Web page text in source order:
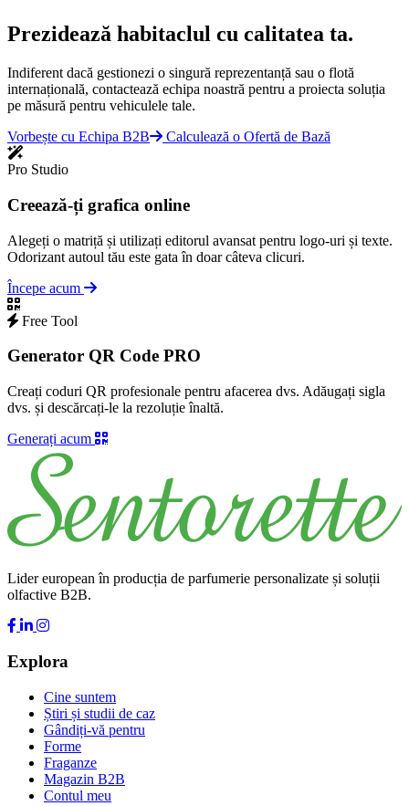
Prezidează habitaclul cu calitatea ta.
Indiferent dacă gestionezi o singură reprezentanță sau o flotă
internațională, contactează echipa noastră pentru a proiecta soluția
pe măsură pentru vehiculele tale.
Vorbește cu Echipa B2B
Calculează o Ofertă de Bază
Pro Studio
Creează-ți grafica online
Alegeți o matriță și utilizați editorul avansat pentru logo-uri și texte.
Odorizant autoul tău este gata în doar câteva clicuri.
Începe acum
Free Tool
Generator QR Code PRO
Creați coduri QR profesionale pentru afacerea dvs. Adăugați sigla
dvs. și descărcați-le la rezoluție înaltă.
Generați acum
Lider european în producția de parfumerie personalizate și soluții
olfactive B2B.
Explora
Cine suntem
Știri și studii de caz
Gândiți-vă pentru
Forme
Fraganze
Magazin B2B
Contul meu